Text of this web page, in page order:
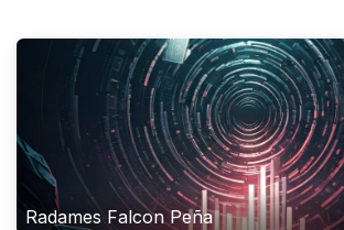
Radames Falcon Peña